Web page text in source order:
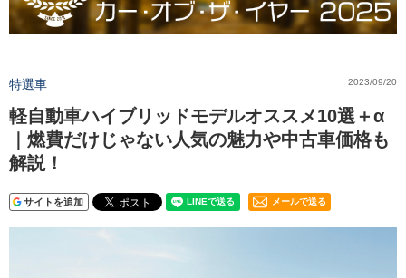
特選車 2023/09/20
軽自動車ハイブリッドモデルオススメ10選＋α
｜燃費だけじゃない人気の魅力や中古車価格も
解説！
サイトを追加 メールで送る